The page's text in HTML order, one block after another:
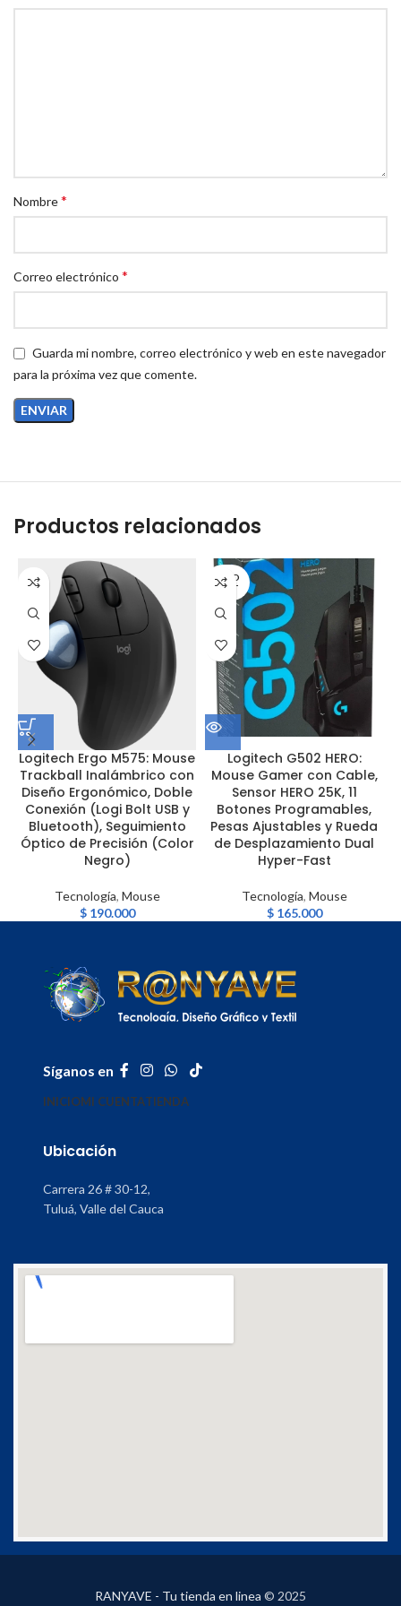
Corsair mediante iCUE.
Nombre*
Correo electrónico *
Guarda mi nombre, correo electrónico y web en este navegador
para la próxima vez que comente.
Productos relacionados
Logitech Ergo M575: Mouse
Trackball Inalámbrico con
Diseño Ergonómico, Doble
Conexión (Logi Bolt USB y
Bluetooth), Seguimiento
Óptico de Precisión (Color
Negro)
Tecnología, Mouse
$190.000
SOLD
OUT
Logitech G502 HERO:
Mouse Gamer con Cable,
Sensor HERO 25K, 11
Botones Programables,
Pesas Ajustables y Rueda
de Desplazamiento Dual
Hyper-Fast
Tecnología, Mouse
$165.000
Síganos en
INICIOMI CUENTATIENDA
Ubicación
Carrera 26 # 30-12,
Tuluá, Valle del Cauca
RANYAVE - Tu tienda en linea © 2025